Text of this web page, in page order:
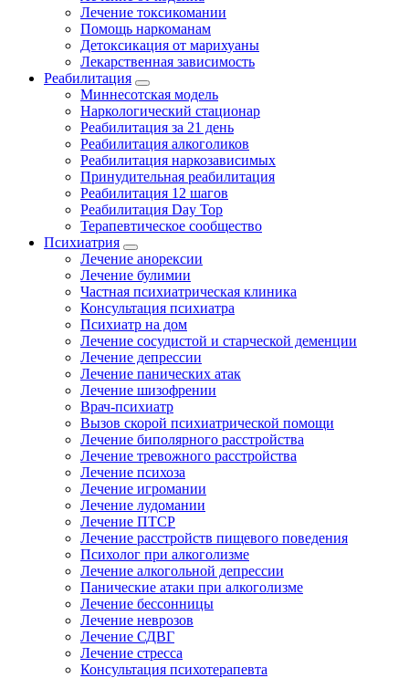
Лечение токсикомании
Помощь наркоманам
Детоксикация от марихуаны
Лекарственная зависимость
Реабилитация
Миннесотская модель
Наркологический стационар
Реабилитация за 21 день
Реабилитация алкоголиков
Реабилитация наркозависимых
Принудительная реабилитация
Реабилитация 12 шагов
Реабилитация Day Top
Терапевтическое сообщество
Психиатрия
Лечение анорексии
Лечение булимии
Частная психиатрическая клиника
Консультация психиатра
Психиатр на дом
Лечение сосудистой и старческой деменции
Лечение депрессии
Лечение панических атак
Лечение шизофрении
Врач-психиатр
Вызов скорой психиатрической помощи
Лечение биполярного расстройства
Лечение тревожного расстройства
Лечение психоза
Лечение игромании
Лечение лудомании
Лечение ПТСР
Лечение расстройств пищевого поведения
Психолог при алкоголизме
Лечение алкогольной депрессии
Панические атаки при алкоголизме
Лечение бессонницы
Лечение неврозов
Лечение СДВГ
Лечение стресса
Консультация психотерапевта